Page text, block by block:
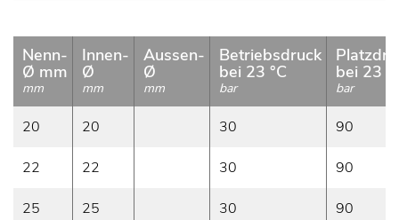
Nenn-
Ø mm
mm
Innen-
Ø
mm
Aussen-
Ø
mm
Betriebsdruck
bei 23 °C
bar
bei 23
bar
20 20 30 90
22 22 30 90
25 25 30 90